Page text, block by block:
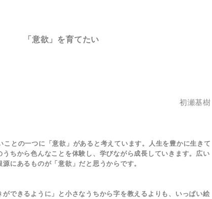
「意欲」を育てたい
初瀬基樹
ことの一つに「意欲」があると考えています。人生を豊かに生きて
うちから色んなことを体験し、学びながら成長していきます。広い
にあるものが「意欲」だと思うからです。
できるように」と小さなうちから字を教えるよりも、いっぱい絵